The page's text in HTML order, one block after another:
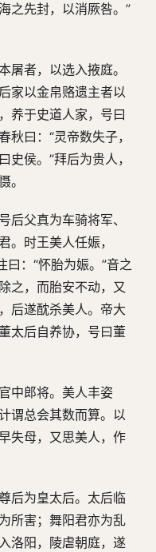
之先封，以消厥咎。”
屠者，以选入掖庭。
家以金帛赂遗主者以
养于史道人家，号曰
秋曰：“灵帝数失子，
侯。”拜后为贵人，
。
后父真为车骑将军、
。时王美人任娠，
曰：“怀胎为娠。”音之
之，而胎安不动，又
后遂酖杀美人。帝大
太后自养协，号曰董
中郎将。美人丰姿
谓总会其数而算。以
失母，又思美人，作
后为皇太后。太后临
所害；舞阳君亦为乱
洛阳，陵虐朝庭，遂